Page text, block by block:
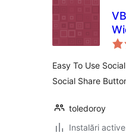
Easy To Use
Social Share
toledoroy
Instalări